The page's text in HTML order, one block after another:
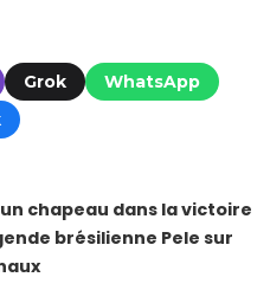
Grok
WhatsApp
chapeau dans la victoire
brésilienne Pele sur